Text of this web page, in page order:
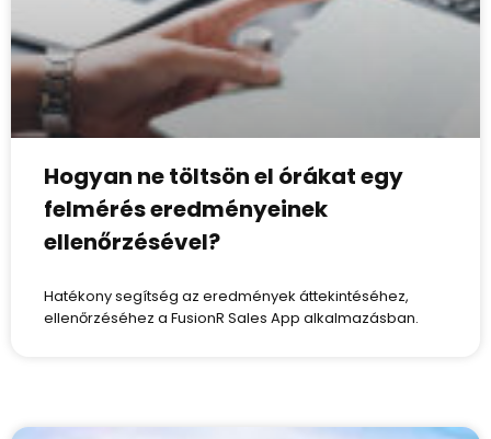
Hogyan ne töltsön el órákat egy
felmérés eredményeinek
ellenőrzésével?
Hatékony segítség az eredmények áttekintéséhez,
ellenőrzéséhez a FusionR Sales App alkalmazásban.